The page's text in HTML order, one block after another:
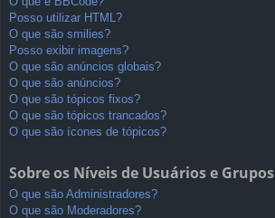
Posso utilizar HTML?
O que são smilies?
Posso exibir imagens?
O que são anúncios globais?
O que são anúncios?
O que são tópicos fixos?
O que são tópicos trancados?
O que são ícones de tópicos?
Sobre os Níveis de Usuários e Grupos
O que são Administradores?
O que são Moderadores?